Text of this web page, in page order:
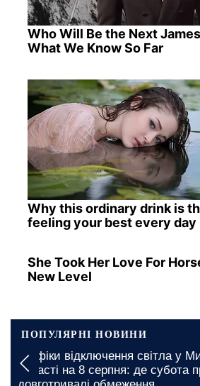
Who Will Be the Next
What We Know So Far
Why this ordinary drink is
feeling your best every day
She Took Her Love For
New Level
ПОПУЛЯРНІ НОВИНИ
Вводяться тривалі
запроваджено нові